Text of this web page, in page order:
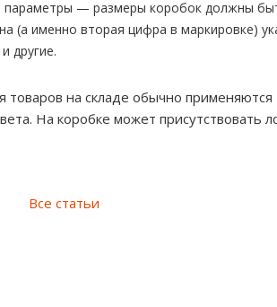
параметры — размеры коробок должны
(а именно вторая цифра в маркировке)
другие.
товаров на складе обычно
На коробке может присутствовать
Все статьи